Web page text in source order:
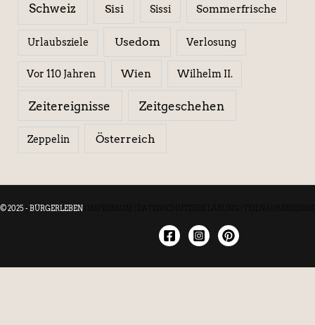
Schweiz Sisi Sissi Sommerfrische
Urlaubsziele Usedom Verlosung
Vor 110 Jahren Wien Wilhelm II.
Zeitereignisse Zeitgeschehen
Zeppelin Österreich
© 2025 - BÜRGERLEBEN